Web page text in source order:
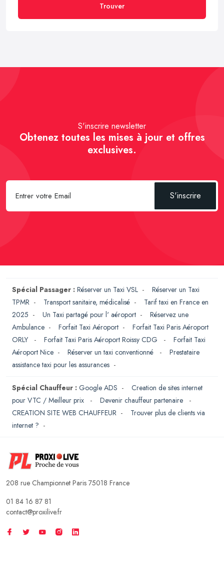
Trouver
S'inscrire newsletter
Obtenez toutes les mises à jour et offres
exclusives.
S'inscrire
Spécial Passager : Réserver un Taxi VSL - Réserver un Taxi
TPMR - Transport sanitaire, médicalisé - Tarif taxi en France en
2025 - Un Taxi partagé pour l' aéroport - Réservez une
Ambulance - Forfait Taxi Aéroport - Forfait Taxi Paris Aéroport
ORLY
- Forfait Taxi Paris Aéroport Roissy CDG - Forfait Taxi
Aéroport Nice - Réserver un taxi conventionné - Prestataire
assistance taxi pour les assurances -
Spécial Chauffeur : Google ADS - Creation de sites internet
pour VTC / Meilleur prix
- Devenir chauffeur partenaire
-
CREATION SITE WEB CHAUFFEUR - Trouver plus de clients via
internet ? -
208 rue Championnet Paris 75018 France
01 84 16 87 81
contact@proxilive.fr